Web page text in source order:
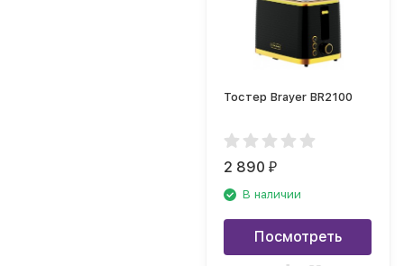
Тостер Brayer BR2100
2 890₽
В наличии
Посмотреть